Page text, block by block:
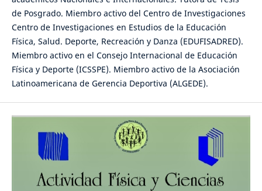
de Posgrado. Miembro activo del Centro de Investigaciones
Centro de Investigaciones en Estudios de la Educación
Física, Salud. Deporte, Recreación y Danza (EDUFISADRED).
Miembro activo en el Consejo Internacional de Educación
Física y Deporte (ICSSPE). Miembro activo de la Asociación
Latinoamericana de Gerencia Deportiva (ALGEDE).